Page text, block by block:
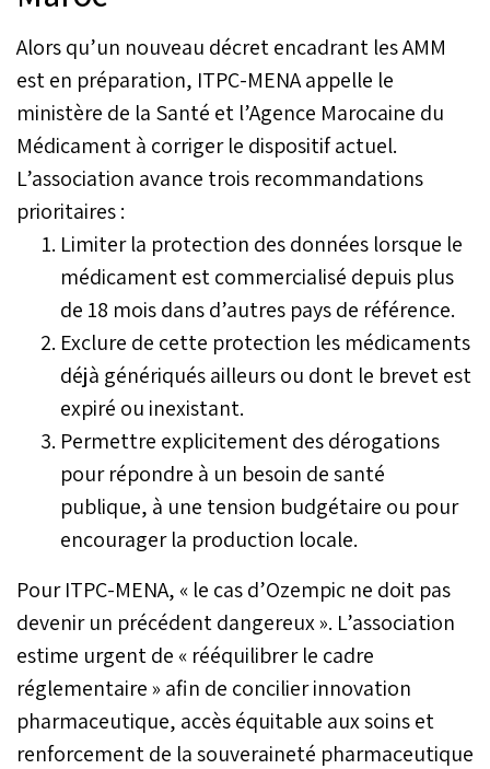
Alors qu’un nouveau décret encadrant les AMM
est en préparation, ITPC-MENA appelle le
ministère de la Santé et l’Agence Marocaine du
Médicament à corriger le dispositif actuel.
L’association avance trois recommandations
prioritaires :
Limiter la protection des données lorsque le
médicament est commercialisé depuis plus
de 18 mois dans d’autres pays de référence.
Exclure de cette protection les médicaments
déjà génériqués ailleurs ou dont le brevet est
expiré ou inexistant.
Permettre explicitement des dérogations
pour répondre à un besoin de santé
publique, à une tension budgétaire ou pour
encourager la production locale.
Pour ITPC-MENA, « le cas d’Ozempic ne doit pas
devenir un précédent dangereux ». L’association
estime urgent de « rééquilibrer le cadre
réglementaire » afin de concilier innovation
pharmaceutique, accès équitable aux soins et
renforcement de la souveraineté pharmaceutique